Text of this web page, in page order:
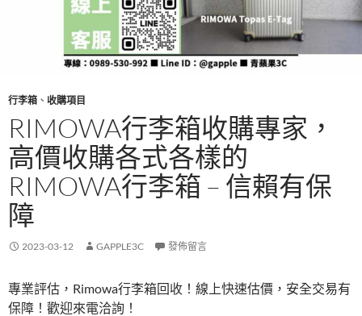
行李箱 、 收購項目
RIMOWA行李箱收購專家，
高價收購各式各樣的
RIMOWA行李箱 – 信賴有保
障
2023-03-12 GAPPLE3C 發佈留言
專業評估，Rimowa行李箱回收！線上快速估價，安全交易有
保障！歡迎來電洽詢！